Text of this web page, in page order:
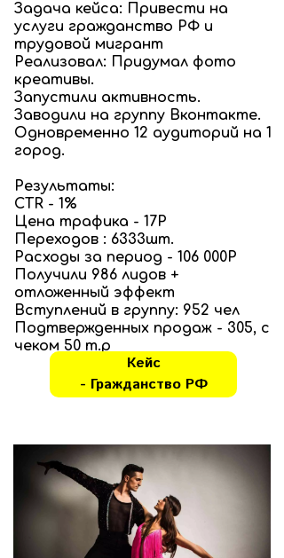
Кейс
- Гражданство РФ
Задача кейса: Привести на
услуги гражданство РФ и
трудовой мигрант
Реализовал: Придумал фото
креативы.
Запустили активность.
Заводили на группу Вконтакте.
Одновременно 12 аудиторий на 1
город.
Результаты:
CTR - 1%
Цена трафика - 17Р
Переходов : 6333шт.
Расходы за период - 106 000Р
Получили 986 лидов +
отложенный эффект
Вступлений в группу: 952 чел
Подтвержденных продаж - 305, с
чеком 50 т.р